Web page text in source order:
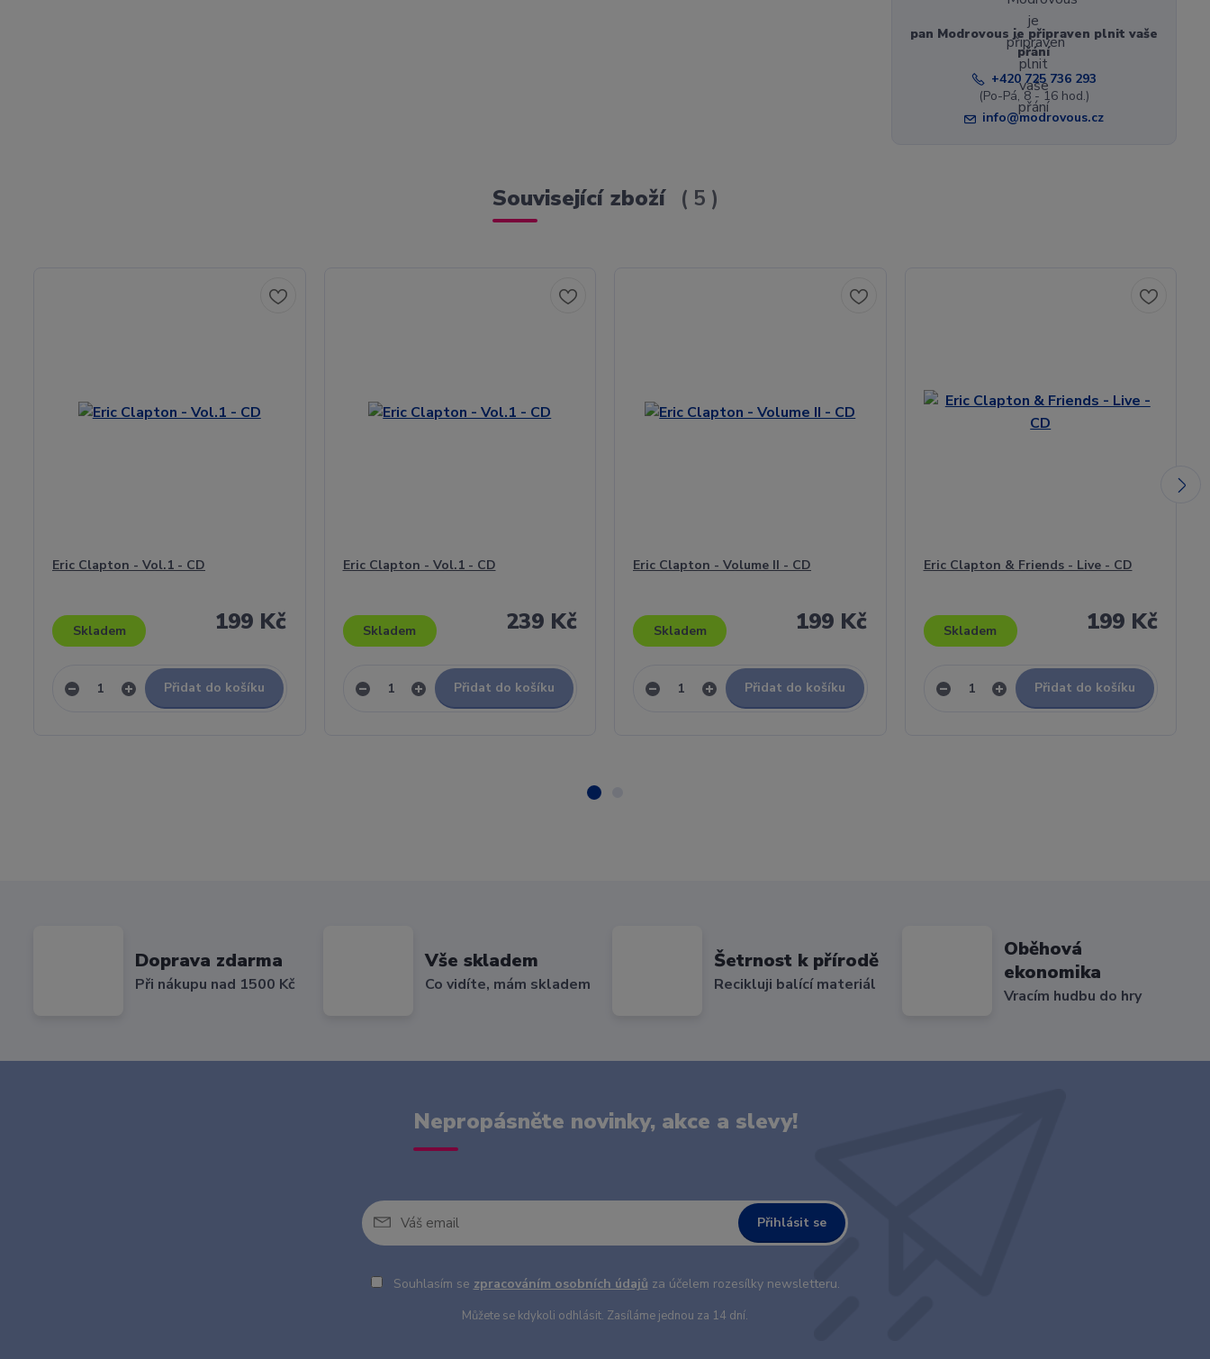
pan Modrovous je připraven plnit vaše
přání
+420 725 736 293
(Po-Pá, 8 - 16 hod.)
info@modrovous.cz
Související zboží 5
Eric Clapton - Vol.1 - CD
199 Kč
Skladem
Přidat do košíku
Eric Clapton - Vol.1 - CD
239 Kč
Skladem
Přidat do košíku
Eric Clapton - Volume II - CD
199 Kč
Skladem
Přidat do košíku
Eric Clapton & Friends - Live - CD
199 Kč
Skladem
Přidat do košíku
Doprava zdarma
Při nákupu nad 1500 Kč
Vše skladem
Co vidíte, mám skladem
Šetrnost k přírodě
Recikluji balící materiál
Oběhová
ekonomika
Vracím hudbu do hry
Nepropásněte novinky, akce a slevy!
Přihlásit se
Souhlasím se zpracováním osobních údajů za účelem rozesílky newsletteru.
Můžete se kdykoli odhlásit. Zasíláme jednou za 14 dní.